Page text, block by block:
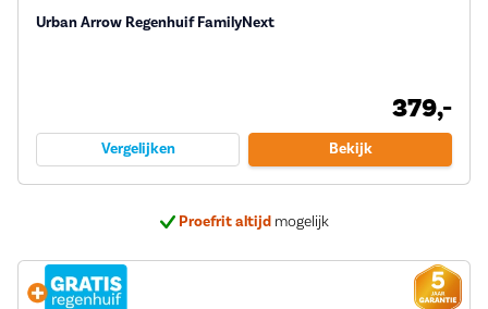
Urban Arrow Regenhuif FamilyNext
379,-
Vergelijken Bekijk
Proefrit altijdmogelijk